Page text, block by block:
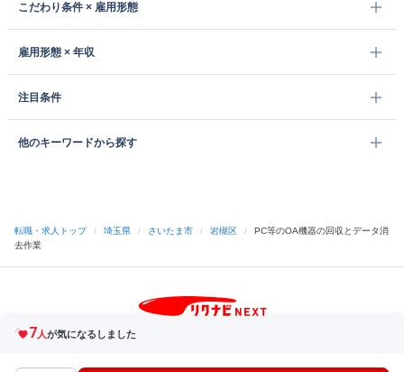
こだわり条件 × 雇用形態
雇用形態 × 年収
注目条件
他のキーワードから探す
7人が気になるしました
転職・求人トップ / 埼玉県 / さいたま市 / 岩槻区 /
PC等のOA機器の回収とデータ消
去作業